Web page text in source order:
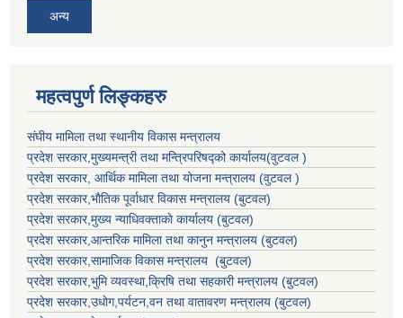
अन्य
महत्वपुर्ण लिङ्कहरु
संघीय मामिला तथा स्थानीय विकास मन्त्रालय
प्रदेश सरकार,मुख्यमन्त्री तथा मन्त्रिपरिषद्को कार्यालय(वुटवल )
प्रदेश सरकार, आर्थिक मामिला तथा योजना मन्त्रालय (वुटवल )
प्रदेश सरकार,भाैतिक पूर्वाधार विकास मन्त्रालय (बुटवल)
प्रदेश सरकार,मुख्य न्याधिवक्ताकाे कार्यालय (बुटवल)
प्रदेश सरकार,आन्तरिक मामिला तथा कानुन मन्त्रालय (बुटवल)
प्रदेश सरकार,सामाजिक विकास मन्त्रालय (बुटवल)
प्रदेश सरकार,भुमि व्यवस्था,क्रिषि तथा सहकारी मन्त्रालय (बुटवल)
प्रदेश सरकार,उधाेग,पर्यटन,वन तथा वातावरण मन्त्रालय (बुटवल)